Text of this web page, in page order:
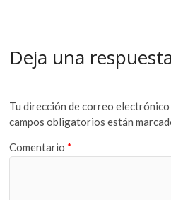
Deja una
Tu dirección de correo
campos obligatorios están
Comentario *